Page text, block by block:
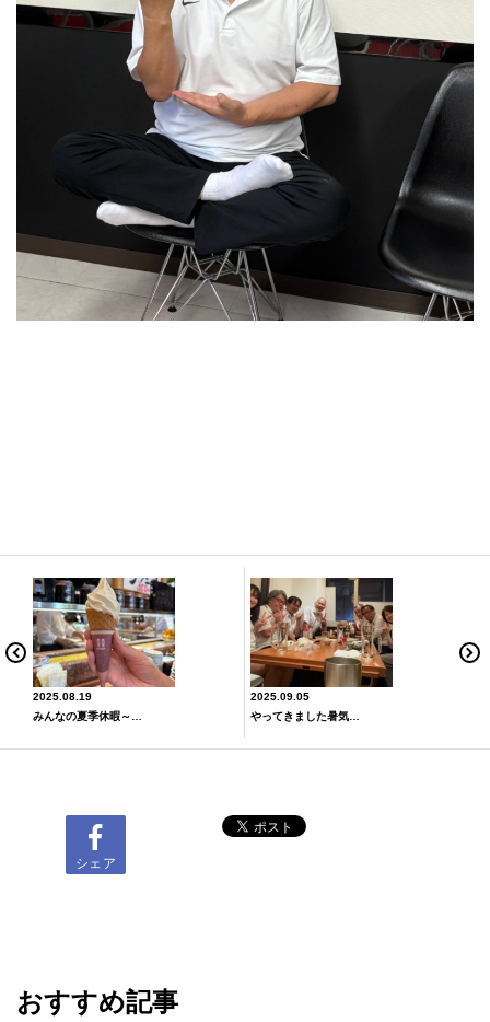
2025.08.19
みんなの夏季休暇～🌻（プリン編）
2025.09.05
やってきました暑気払い～🍺🐡
シェア
おすすめ記事